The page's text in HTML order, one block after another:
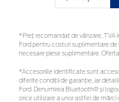
*Preţ recomandat de vânzare, TVA
Ford pentru costuri suplimentare
necesare piese suplimentare.
*Accesoriile identificate sunt
diferite condiții de garanție, iar
Ford. Denumirea Bluetooth® și
orice utilizare a unor astfel de